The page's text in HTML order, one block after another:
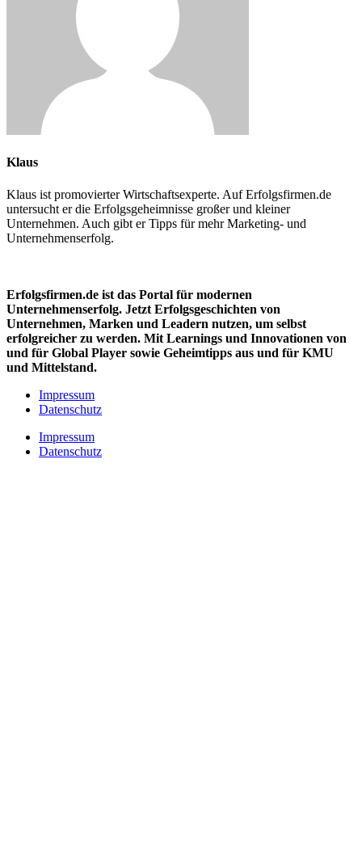
Klaus
Klaus ist promovierter Wirtschaftsexperte. Auf Erfolgsfirmen.de
untersucht er die Erfolgsgeheimnisse großer und kleiner
Unternehmen. Auch gibt er Tipps für mehr Marketing- und
Unternehmenserfolg.
Erfolgsfirmen.de ist das Portal für modernen
Unternehmenserfolg. Jetzt Erfolgsgeschichten von
Unternehmen, Marken und Leadern nutzen, um selbst
erfolgreicher zu werden. Mit Learnings und Innovationen von
und für Global Player sowie Geheimtipps aus und für KMU
und Mittelstand.
Impressum
Datenschutz
Impressum
Datenschutz